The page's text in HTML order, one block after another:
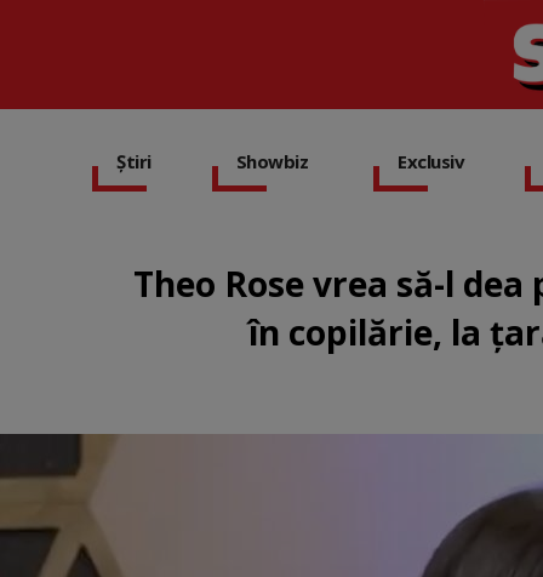
Știri Showbiz Exclusiv
Theo Rose vrea să-l
în copilărie, la